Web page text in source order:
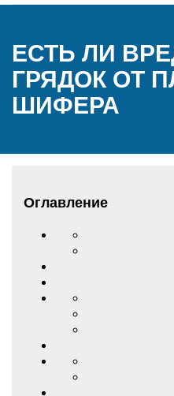
ЕСТЬ ЛИ
ГРЯДОК ОТ
ШИФЕРА
Оглавление